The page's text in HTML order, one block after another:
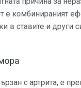
е комбинираният
в ставите и други
с артрита, е